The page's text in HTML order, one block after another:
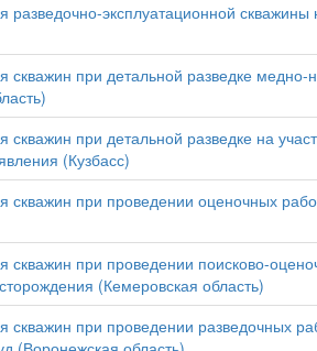
разведочно-эксплуатационной
скважин при детальной разведке медно-
скважин при детальной разведке на
(Кузбасс)
скважин при проведении оценочных
скважин при проведении поисково-
(Кемеровская область)
скважин при проведении разведочных